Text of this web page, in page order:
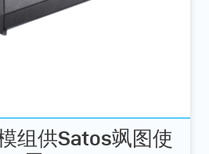
组供Satos飒图使